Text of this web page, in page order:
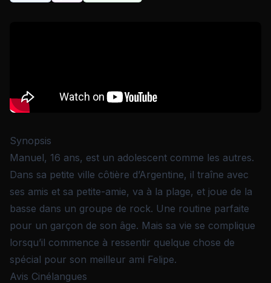
Synopsis
Manuel, 16 ans, est un adolescent comme les autres.
Dans sa petite ville côtière d’Argentine, il traîne avec
ses amis et sa petite-amie, va à la plage, et joue de la
basse dans un groupe de rock. Une routine parfaite
pour un garçon de son âge. Mais sa vie se complique
lorsqu’il commence à ressentir quelque chose de
spécial pour son meilleur ami Felipe.
Avis Cinélangues